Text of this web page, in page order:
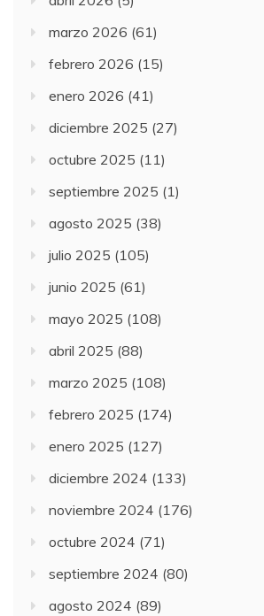
marzo 2026 (61)
febrero 2026 (15)
enero 2026 (41)
diciembre 2025 (27)
octubre 2025 (11)
septiembre 2025 (1)
agosto 2025 (38)
julio 2025 (105)
junio 2025 (61)
mayo 2025 (108)
abril 2025 (88)
marzo 2025 (108)
febrero 2025 (174)
enero 2025 (127)
diciembre 2024 (133)
noviembre 2024 (176)
octubre 2024 (71)
septiembre 2024 (80)
agosto 2024 (89)